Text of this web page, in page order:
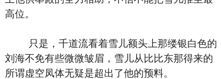
高位。
只是，千道流看着雪儿额头上那缕银白色的
刘海不免有些微微皱眉，雪儿从比比东那得来的
所谓虚空凤体无疑是超出了他的预料。